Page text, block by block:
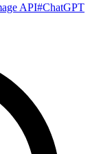
API#ChatGPT